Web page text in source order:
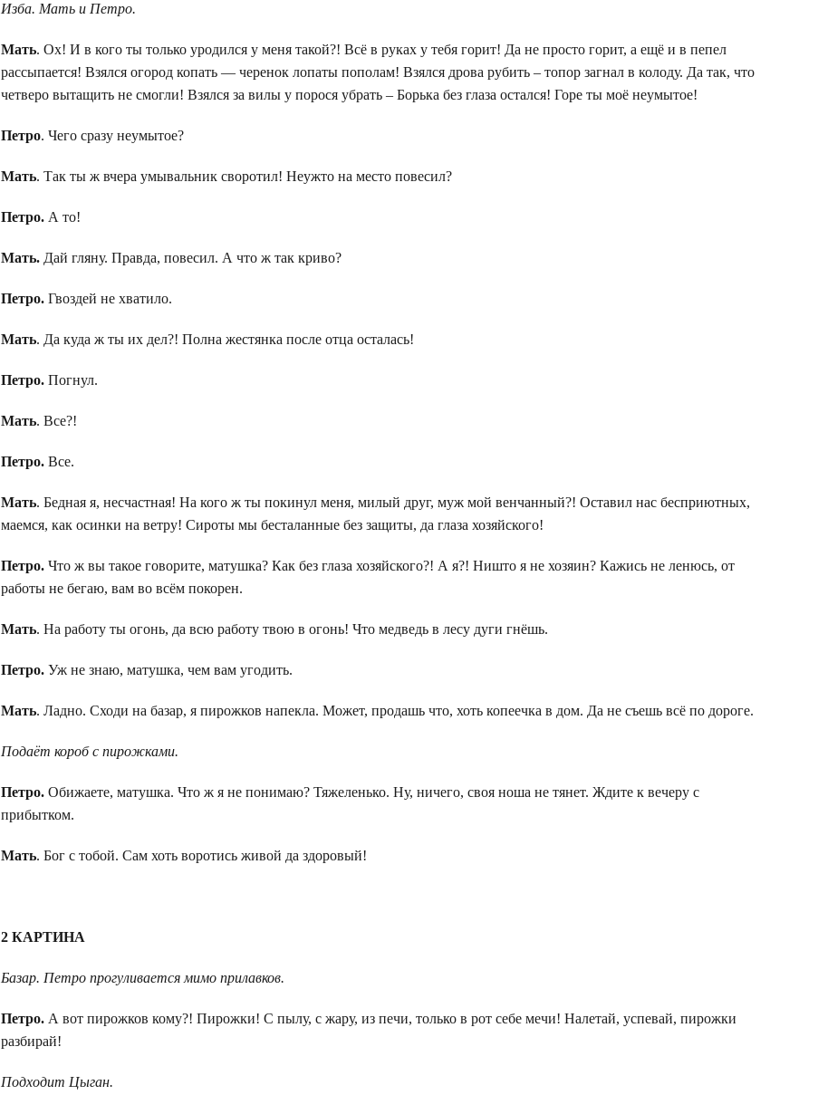
Изба. Мать и Петро.
Мать. Ох! И в кого ты только уродился у меня такой?! Всё в руках у тебя горит! Да не просто горит, а ещё и в пепел
рассыпается! Взялся огород копать — черенок лопаты пополам! Взялся дрова рубить – топор загнал в колоду. Да так, что
четверо вытащить не смогли! Взялся за вилы у порося убрать – Борька без глаза остался! Горе ты моё неумытое!
Петро. Чего сразу неумытое?
Мать. Так ты ж вчера умывальник своротил! Неужто на место повесил?
Петро. А то!
Мать. Дай гляну. Правда, повесил. А что ж так криво?
Петро. Гвоздей не хватило.
Мать. Да куда ж ты их дел?! Полна жестянка после отца осталась!
Петро. Погнул.
Мать. Все?!
Петро. Все.
Мать. Бедная я, несчастная! На кого ж ты покинул меня, милый друг, муж мой венчанный?! Оставил нас бесприютных,
маемся, как осинки на ветру! Сироты мы бесталанные без защиты, да глаза хозяйского!
Петро. Что ж вы такое говорите, матушка? Как без глаза хозяйского?! А я?! Ништо я не хозяин? Кажись не ленюсь, от
работы не бегаю, вам во всём покорен.
Мать. На работу ты огонь, да всю работу твою в огонь! Что медведь в лесу дуги гнёшь.
Петро. Уж не знаю, матушка, чем вам угодить.
Мать. Ладно. Сходи на базар, я пирожков напекла. Может, продашь что, хоть копеечка в дом. Да не съешь всё по дороге.
Подаёт короб с пирожками.
Петро. Обижаете, матушка. Что ж я не понимаю? Тяжеленько. Ну, ничего, своя ноша не тянет. Ждите к вечеру с
прибытком.
Мать. Бог с тобой. Сам хоть воротись живой да здоровый!
2 КАРТИНА
Базар. Петро прогуливается мимо прилавков.
Петро. А вот пирожков кому?! Пирожки! С пылу, с жару, из печи, только в рот себе мечи! Налетай, успевай, пирожки
разбирай!
Подходит Цыган.